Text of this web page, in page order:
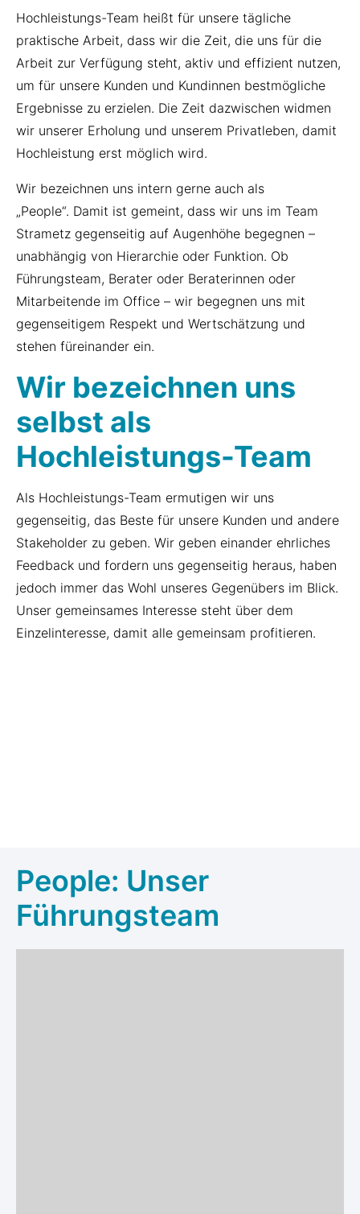
Hochleistungs-Team heißt für unsere tägliche
praktische Arbeit, dass wir die Zeit, die uns für die
Arbeit zur Verfügung steht, aktiv und effizient nutzen,
um für unsere Kunden und Kundinnen bestmögliche
Ergebnisse zu erzielen. Die Zeit dazwischen widmen
wir unserer Erholung und unserem Privatleben, damit
Hochleistung erst möglich wird.
Wir bezeichnen uns intern gerne auch als
„People“. Damit ist gemeint, dass wir uns im Team
Strametz gegenseitig auf Augenhöhe begegnen –
unabhängig von Hierarchie oder Funktion. Ob
Führungsteam, Berater oder Beraterinnen oder
Mitarbeitende im Office – wir begegnen uns mit
gegenseitigem Respekt und Wertschätzung und
stehen füreinander ein.
Wir bezeichnen uns
selbst als
Hochleistungs-Team
Als Hochleistungs-Team ermutigen wir uns
gegenseitig, das Beste für unsere Kunden und andere
Stakeholder zu geben. Wir geben einander ehrliches
Feedback und fordern uns gegenseitig heraus, haben
jedoch immer das Wohl unseres Gegenübers im Blick.
Unser gemeinsames Interesse steht über dem
Einzelinteresse, damit alle gemeinsam profitieren.
People: Unser
Führungsteam